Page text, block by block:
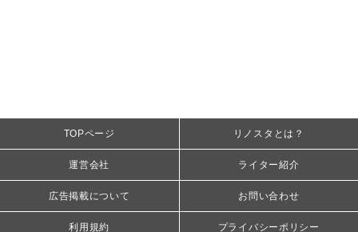
TOPページ リノスタとは？
運営会社 ライター紹介
広告掲載について お問い合わせ
利用規約 プライバシーポリシー